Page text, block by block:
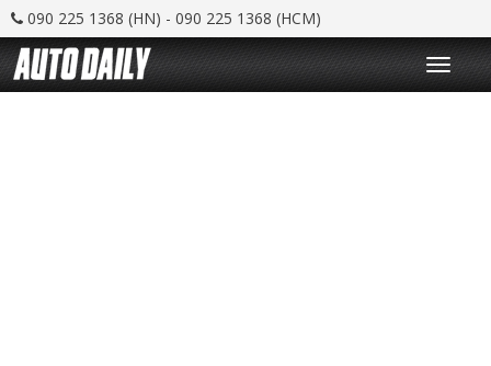
090 225 1368 (HN) - 090 225 1368 (HCM)
T
o
g